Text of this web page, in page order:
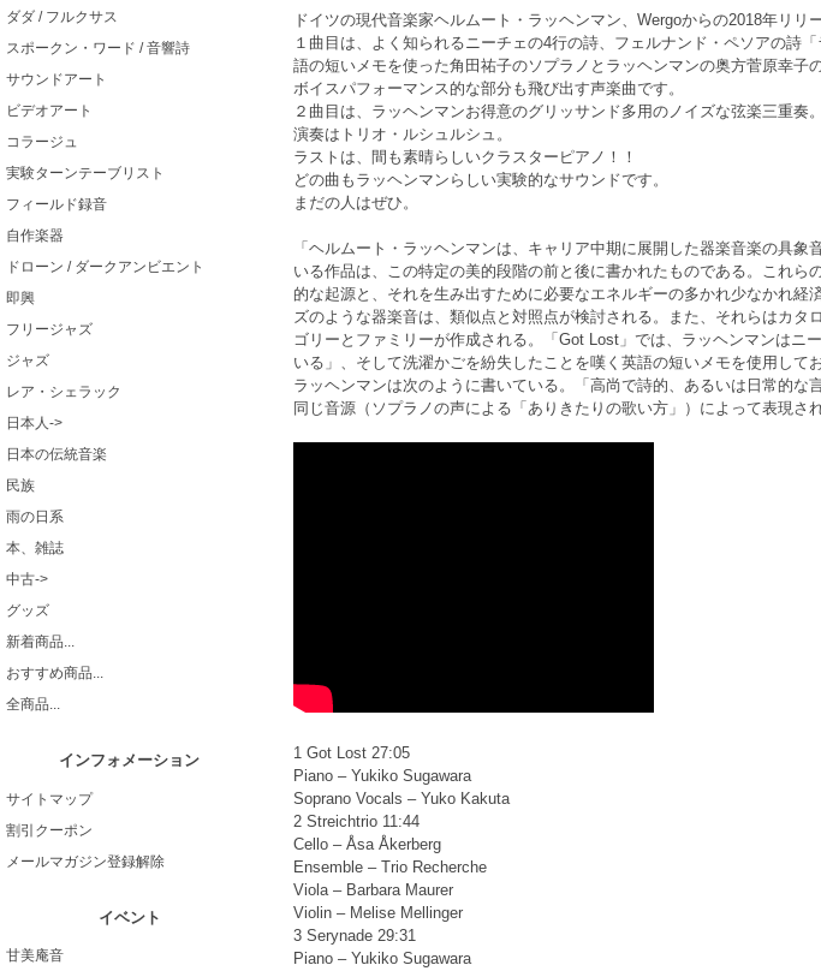
ダダ / フルクサス
スポークン・ワード / 音響詩
サウンドアート
ビデオアート
コラージュ
実験ターンテーブリスト
フィールド録音
自作楽器
ドローン / ダークアンビエント
即興
フリージャズ
ジャズ
レア・シェラック
日本人->
日本の伝統音楽
民族
雨の日系
本、雑誌
中古->
グッズ
新着商品...
おすすめ商品...
全商品...
インフォメーション
サイトマップ
割引クーポン
メールマガジン登録解除
イベント
甘美庵音
ドイツの現代音楽家ヘルムート・ラッヘンマン、Wergoからの2018年リリー
１曲目は、よく知られるニーチェの4行の詩、フェルナンド・ペソアの詩
語の短いメモを使った角田祐子のソプラノとラッヘンマンの奥方菅原幸子
ボイスパフォーマンス的な部分も飛び出す声楽曲です。
２曲目は、ラッヘンマンお得意のグリッサンド多用のノイズな弦楽三重奏。
演奏はトリオ・ルシュルシュ。
ラストは、間も素晴らしいクラスターピアノ！！
どの曲もラッヘンマンらしい実験的なサウンドです。
まだの人はぜひ。
「ヘルムート・ラッヘンマンは、キャリア中期に展開した器楽音楽の具
いる作品は、この特定の美的段階の前と後に書かれたものである。これ
的な起源と、それを生み出すために必要なエネルギーの多かれ少なかれ
ズのような器楽音は、類似点と対照点が検討される。また、それらはカ
ゴリーとファミリーが作成される。「Got Lost」では、ラッヘンマンは
いる」、そして洗濯かごを紛失したことを嘆く英語の短いメモを使用して
ラッヘンマンは次のように書いている。「高尚で詩的、あるいは日常的な
同じ音源（ソプラノの声による「ありきたりの歌い方」）によって表現さ
1 Got Lost 27:05
Piano – Yukiko Sugawara
Soprano Vocals – Yuko Kakuta
2 Streichtrio 11:44
Cello – Åsa Åkerberg
Ensemble – Trio Recherche
Viola – Barbara Maurer
Violin – Melise Mellinger
3 Serynade 29:31
Piano – Yukiko Sugawara